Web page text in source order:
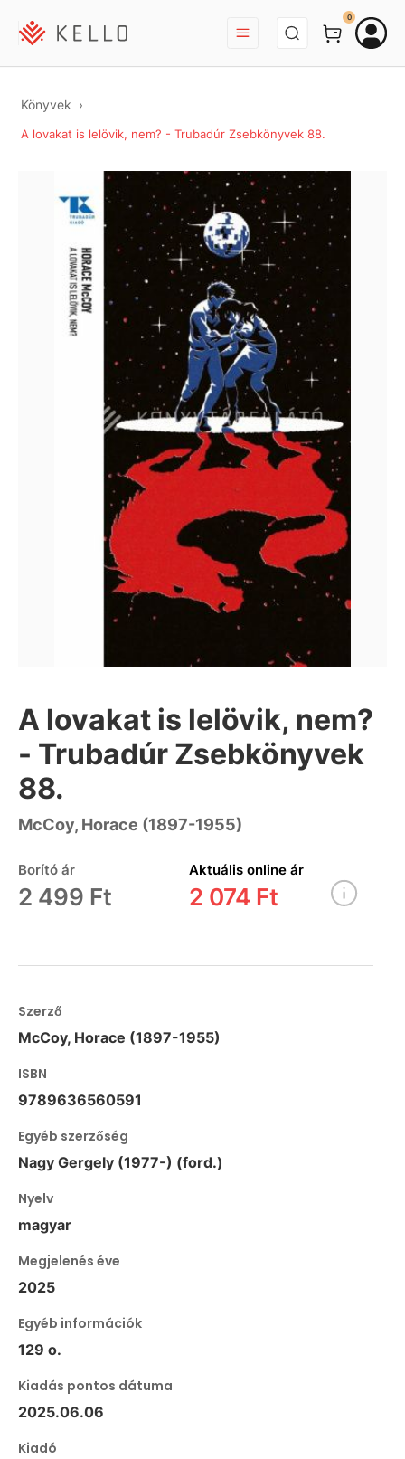
BEJELENTKEZÉS
0
Könyvek
A lovakat is lelövik, nem? - Trubadúr Zsebkönyvek 88.
A lovakat is lelövik, nem?
- Trubadúr Zsebkönyvek
88.
McCoy, Horace (1897-1955)
Borító ár
2 499 Ft
Aktuális online ár
2 074 Ft
Szerző
McCoy, Horace (1897-1955)
ISBN
9789636560591
Egyéb szerzőség
Nagy Gergely (1977-) (ford.)
Nyelv
magyar
Megjelenés éve
2025
Egyéb információk
129 o.
Kiadás pontos dátuma
2025.06.06
Kiadó